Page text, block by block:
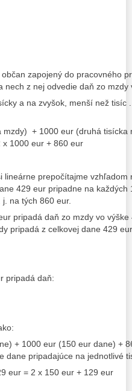
zapojený do pracovného
nech z nej odvedie daň zo mzdy
a na zvyšok, menší než tisíc
+ 1000 eur (druhá tisícka
1000 eur + 860 eur
prepočítajme vzhľadom
429 eur pripadne na
na tých 860 eur.
pripadá daň zo mzdy vo
pripadá z celkovej dane 429
pripadá daň:
+ 1000 eur (150 eur dane) +
dane pripadajúce na jednotlivé
eur = 2 x 150 eur + 129 eur